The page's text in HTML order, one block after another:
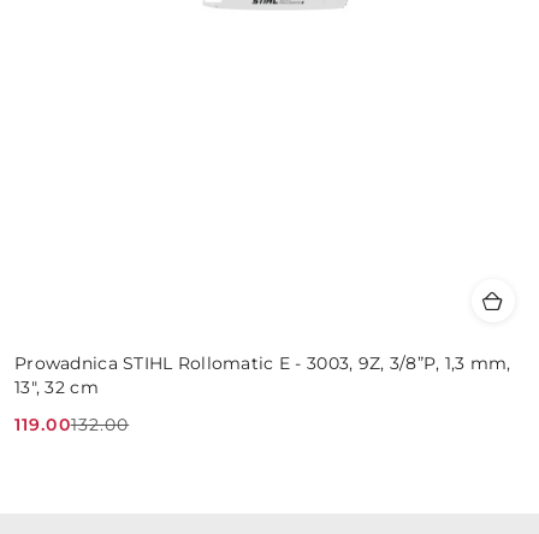
Prowadnica STIHL Rollomatic E - 3003, 9Z, 3/8”P, 1,3 mm,
13", 32 cm
Cena
119.00
Cena
132.00